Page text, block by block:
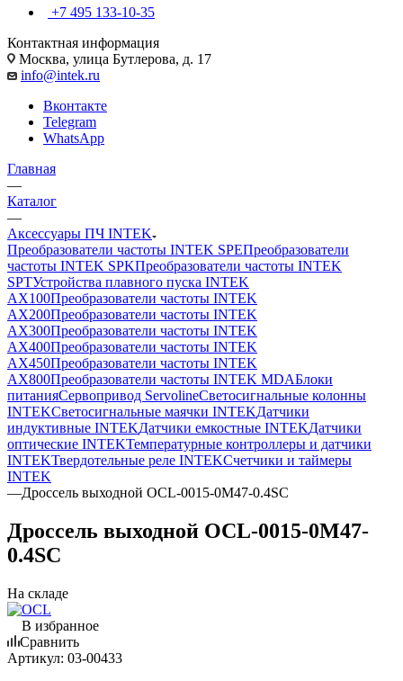
+7 495 133-10-35
Контактная информация
Москва, улица Бутлерова, д. 17
info@intek.ru
Вконтакте
Telegram
WhatsApp
Главная
—
Каталог
—
Аксессуары ПЧ INTEK
Преобразователи частоты INTEK SPEПреобразователи
частоты INTEK SPKПреобразователи частоты INTEK
SPTУстройства плавного пуска INTEK
AX100Преобразователи частоты INTEK
AX200Преобразователи частоты INTEK
AX300Преобразователи частоты INTEK
AX400Преобразователи частоты INTEK
AX450Преобразователи частоты INTEK
AX800Преобразователи частоты INTEK MDAБлоки
питанияСервопривод ServolineСветосигнальные колонны
INTEKСветосигнальные маячки INTEKДатчики
индуктивные INTEKДатчики емкостные INTEKДатчики
оптические INTEKТемпературные контроллеры и датчики
INTEKТвердотельные реле INTEKСчетчики и таймеры
INTEK
—Дроссель выходной OCL-0015-0M47-0.4SC
Дроссель выходной OCL-0015-0M47-
0.4SC
На складе
В избранное
Сравнить
Артикул: 03-00433